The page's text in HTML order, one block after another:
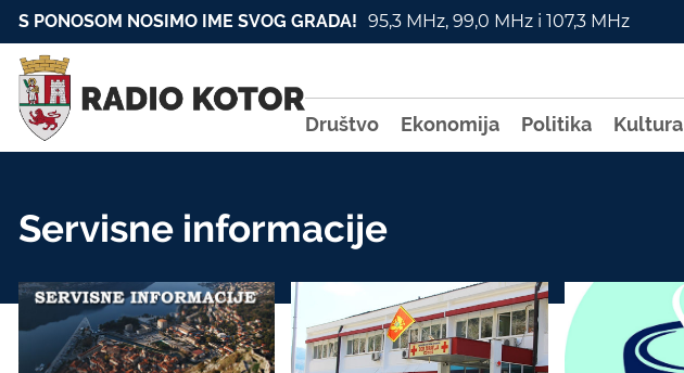
S PONOSOM NOSIMO IME SVOG GRADA! 95,3 MHz, 99,0 MHz i 107,3 MHz
Društvo Ekonomija Politika Kultura
Servisne informacije